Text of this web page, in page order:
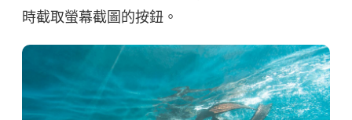
時截取螢幕截圖的按鈕。